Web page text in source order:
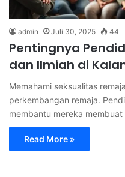
admin Juli 30, 2025 44
Pentingnya
dan Ilmiah di
Memahami seksualitas
perkembangan remaja.
membantu mereka
Read More »